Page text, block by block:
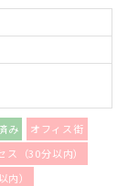
み
オフィス街
ス（30分以内）
内）